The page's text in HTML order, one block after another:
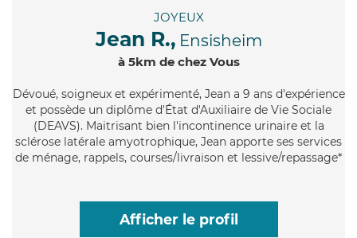
JOYEUX
Jean R., Ensisheim
à 5km de chez Vous
Dévoué, soigneux et expérimenté, Jean a 9 ans d'expérience
et possède un diplôme d'État d'Auxiliaire de Vie Sociale
(DEAVS). Maitrisant bien l'incontinence urinaire et la
sclérose latérale amyotrophique, Jean apporte ses services
de ménage, rappels, courses/livraison et lessive/repassage*
Afficher le profil